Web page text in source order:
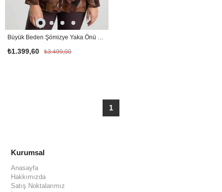
₺1.399,60 ₺3.499,00
1
Kurumsal
Anasayfa
Hakkımızda
Satış Noktalarımız